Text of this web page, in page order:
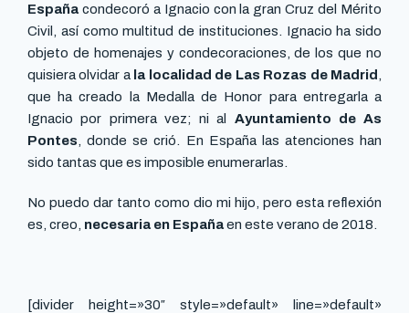
España condecoró a Ignacio con la gran Cruz del Mérito
Civil, así como multitud de instituciones. Ignacio ha sido
objeto de homenajes y condecoraciones, de los que no
quisiera olvidar a la localidad de Las Rozas de Madrid
que ha creado la Medalla de Honor para entregarla a
Ignacio por primera vez; ni al Ayuntamiento de As
Pontes , donde se crió. En España las atenciones han
sido tantas que es imposible enumerarlas.
No puedo dar tanto como dio mi hijo, pero esta reflexión
es, creo, necesaria en Españaen este verano de 2018.
[divider height=»30″ style=»default» line=»default»